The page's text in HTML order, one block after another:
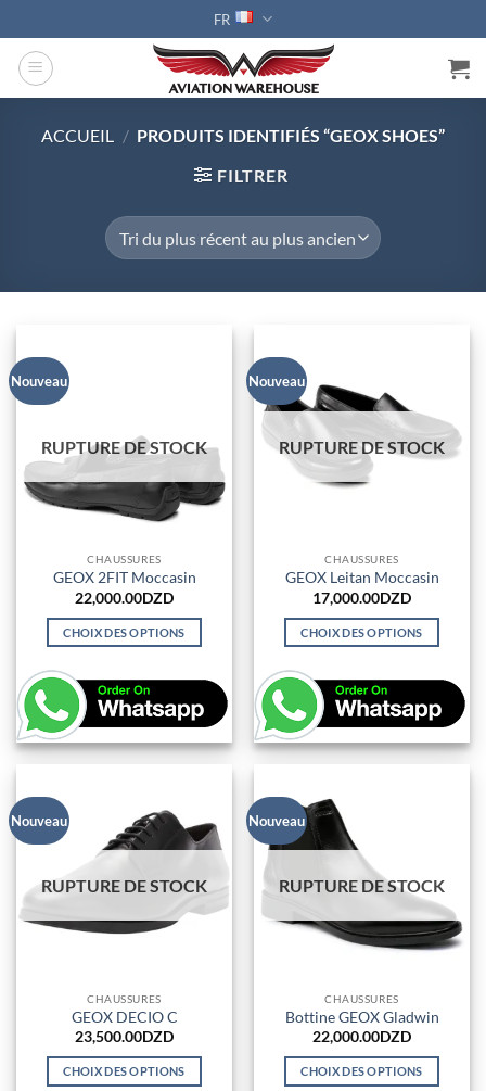
au
contenu
FR
ACCUEIL / PRODUITS IDENTIFIÉS “GEOX SHOES”
FILTRER
Nouveau
RUPTURE DE STOCK
CHAUSSURES
GEOX 2FIT Moccasin
22,000.00DZD
CHOIX DES OPTIONS
produit
a
plusieurs
variations.
peuvent
être
sur
page
Nouveau
RUPTURE DE STOCK
CHAUSSURES
GEOX Leitan Moccasin
17,000.00DZD
CHOIX DES OPTIONS
produit
a
plusieurs
variations.
choisies
sur
page
du
Nouveau
RUPTURE DE STOCK
CHAUSSURES
GEOX DECIO C
23,500.00DZD
CHOIX DES OPTIONS
Nouveau
RUPTURE DE STOCK
CHAUSSURES
Bottine GEOX Gladwin
22,000.00DZD
CHOIX DES OPTIONS